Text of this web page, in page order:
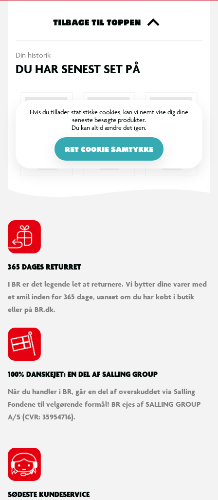
Specifikationer
Sjove og farverige dyremotiver
Kan bruges som blyantforlænger
Velegnet til leg og samling
TILBAGE TIL TOPPEN
Din historik
DU HAR SENEST SET PÅ
Hvis du tillader statistiske cookies, kan vi nemt vise dig dine
seneste besøgte produkter.
Du kan altid ændre det igen.
RET COOKIE SAMTYKKE
365 DAGES RETURRET
I BR er det legende let at returnere. Vi bytter dine varer med
et smil inden for 365 dage, uanset om du har købt i butik
eller på BR.dk.
100% DANSKEJET: EN DEL AF SALLING GROUP
Når du handler i BR, går en del af overskuddet via Salling
Fondene til velgørende formål! BR ejes af SALLING GROUP
A/S (CVR: 35954716).
SØDESTE KUNDESERVICE